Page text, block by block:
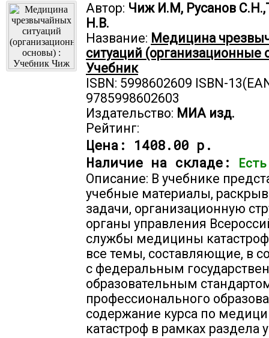
Автор: Чиж И.М, Русанов
Н.В.
Название: Медицина
ситуаций (организационные
Учебник
ISBN: 5998602609 ISBN-
9785998602603
Издательство: МИА изд.
Рейтинг:
Цена: 1408.00 р.
Наличие на складе:
Есть
Описание: В учебнике
учебные материалы,
задачи, организационную
органы управления
службы медицины
все темы, составляющие, в
с федеральным
образовательным
профессионального
содержание курса по
катастроф в рамках раздела